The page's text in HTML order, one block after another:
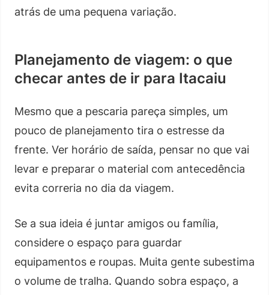
atrás de uma pequena variação.
Planejamento de viagem: o que
checar antes de ir para Itacaiu
Mesmo que a pescaria pareça simples, um
pouco de planejamento tira o estresse da
frente. Ver horário de saída, pensar no que vai
levar e preparar o material com antecedência
evita correria no dia da viagem.
Se a sua ideia é juntar amigos ou família,
considere o espaço para guardar
equipamentos e roupas. Muita gente subestima
o volume de tralha. Quando sobra espaço, a